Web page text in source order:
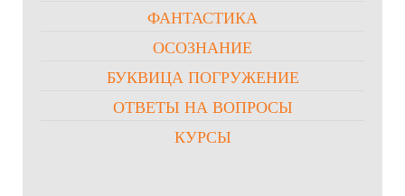
ФАНТАСТИКА
ОСОЗНАНИЕ
БУКВИЦА ПОГРУЖЕНИЕ
ОТВЕТЫ НА ВОПРОСЫ
КУРСЫ